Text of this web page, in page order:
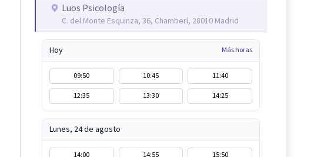
Luos Psicología
C. del Monte Esquinza, 36, Chamberí, 28010 Madrid
Hoy Más horas
09:50 10:45
11:40
12:35
13:30 14:25
Lunes, 24 de agosto